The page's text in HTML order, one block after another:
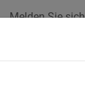
Melden Sie